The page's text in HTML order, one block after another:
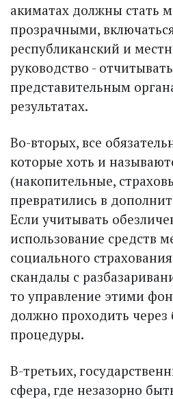
акиматах должны стать
прозрачными,
республиканский и
руководство -
представительным
результатах.
Во-вторых, все
которые хоть и
(накопительные,
превратились в
Если учитывать
использование средств
социального
скандалы с
то управление этими
должно проходить
процедуры.
В-третьих,
сфера, где незазорно